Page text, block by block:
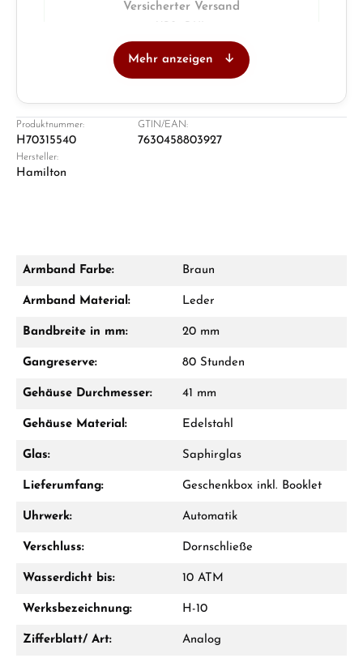
Versicherter Versand
Ladengeschäft in Solingen
Damon Reiners
WhatsApp Chat
Geschenk im Warenkorb.
GESCHENKE ANSEHEN
Mehr anzeigen
Produktnummer:
H70315540
GTIN/EAN:
7630458803927
Hersteller:
Hamilton
Armband Farbe: Braun
Armband Material: Leder
Bandbreite in mm: 20 mm
Gangreserve: 80 Stunden
Gehäuse Durchmesser: 41 mm
Gehäuse Material: Edelstahl
Glas: Saphirglas
Lieferumfang: Geschenkbox inkl. Booklet
Uhrwerk: Automatik
Verschluss: Dornschließe
Wasserdicht bis: 10 ATM
Werksbezeichnung: H-10
Zifferblatt/ Art: Analog